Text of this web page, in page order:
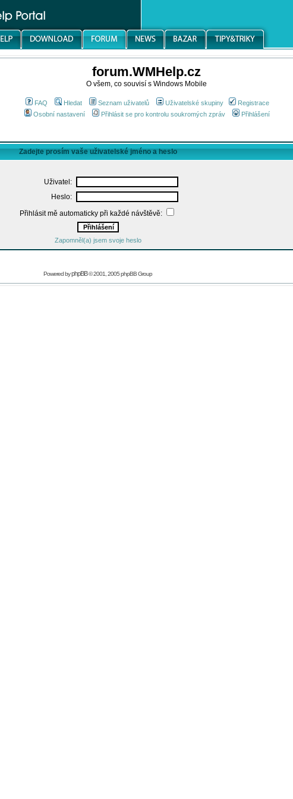
forum.WMHelp.cz
O všem, co souvisí s Windows Mobile
FAQ Hledat Seznam uživatelů Uživatelské skupiny
Registrace
Osobní nastavení
Přihlásit se pro kontrolu soukromých zpráv Přihlášení
Zadejte prosím vaše uživatelské jméno a heslo
Uživatel:
Heslo:
Přihlásit mě automaticky při každé návštěvě:
Zapomněl(a) jsem svoje heslo
Powered byphpBB© 2001, 2005 phpBB Group